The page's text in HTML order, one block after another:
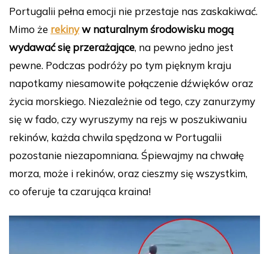
Portugalii pełna emocji nie przestaje nas zaskakiwać.
Mimo że rekinyw naturalnym środowisku mogą
wydawać się przerażające, na pewno jedno jest
pewne. Podczas podróży po tym pięknym kraju
napotkamy niesamowite połączenie dźwięków oraz
życia morskiego. Niezależnie od tego, czy zanurzymy
się w fado, czy wyruszymy na rejs w poszukiwaniu
rekinów, każda chwila spędzona w Portugalii
pozostanie niezapomniana. Śpiewajmy na chwałę
morza, może i rekinów, oraz cieszmy się wszystkim,
co oferuje ta czarująca kraina!